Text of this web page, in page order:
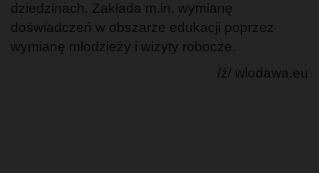
dziedzinach. Zakłada m.in. wymianę
doświadczeń w obszarze edukacji poprzez
wymianę młodzieży i wizyty robocze.
/ź/ wlodawa.eu